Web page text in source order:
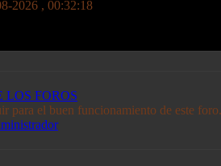
2026 , 00:32:18
LOS FOROS
para el buen funcionamiento de este foro.